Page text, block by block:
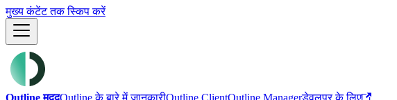
मुख्य कंटेंट तक स्किप करें
Outline मददOutline के बारे में जानकारीOutline ClientOutline Managerडेवलपर के लिए